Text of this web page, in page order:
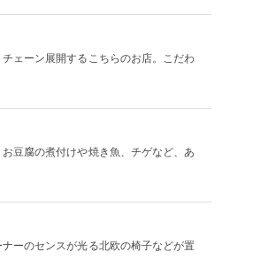
ェーン展開するこちらのお店。こだわ
豆腐の煮付けや焼き魚、チゲなど、あ
ーのセンスが光る北欧の椅子などが置